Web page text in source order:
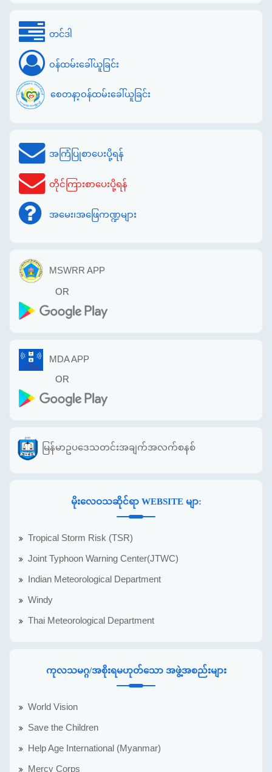
တင်ဒါ
ဝန်ထမ်းခေါ်ယူခြင်း
စေတနာ့ဝန်ထမ်းခေါ်ယူခြင်း
အကြံပြုစာပေးပို့ရန်
တိုင်ကြားစာပေးပို့ရန်
အမေး၊အဖြေကဏ္ဍများ
MSWRR APP
OR
MDA APP
OR
မြန်မာဥပဒေသတင်းအချက်အလက်စနစ်
မိုးလေဝသဆိုင်ရာ WEBSITE မျာ:
Tropical Storm Risk (TSR)
Joint Typhoon Warning Center(JTWC)
Indian Meteorological Department
Windy
Thai Meteorological Department
ကုလသမဂ္ဂ/အစိုးရမဟုတ်သော အဖွဲ့အစည်းများ
World Vision
Save the Children
Help Age International (Myanmar)
Mercy Corps